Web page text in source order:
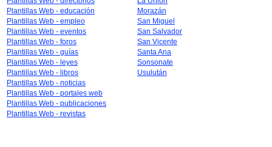
Plantillas Web - educación
Plantillas Web - empleo
Plantillas Web - eventos
Plantillas Web - foros
Plantillas Web - guías
Plantillas Web - leyes
Plantillas Web - libros
Plantillas Web - noticias
Plantillas Web - portales web
Plantillas Web - publicaciones
Plantillas Web - revistas
Morazán
San Miguel
San Salvador
San Vicente
Santa Ana
Sonsonate
Usulután